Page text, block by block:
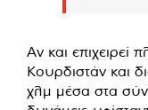
Αν και επιχειρεί
Κουρδιστάν και
χλμ μέσα στα